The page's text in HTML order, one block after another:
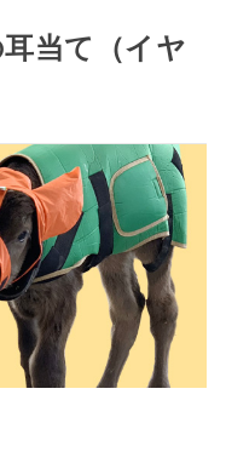
当て（イヤ